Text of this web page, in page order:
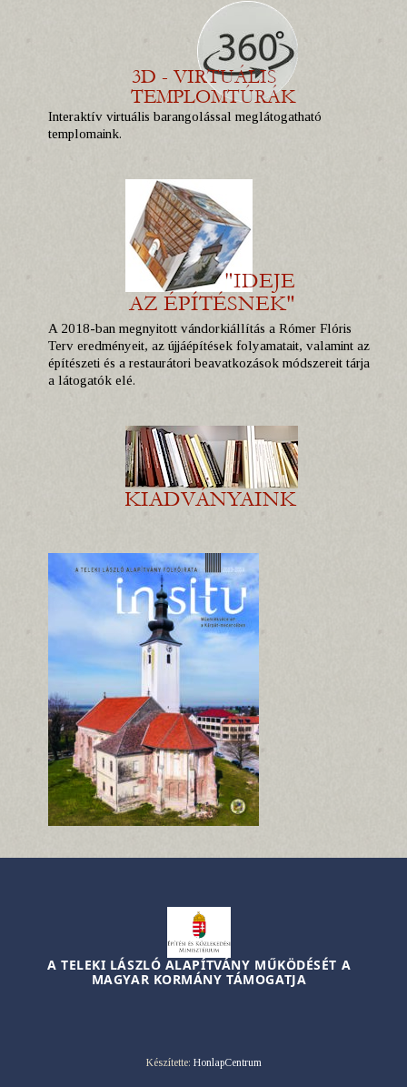
Interaktív virtuális barangolással meglátogatható
templomaink.
A 2018-ban megnyitott vándorkiállítás a Rómer Flóris
Terv eredményeit, az újjáépítések folyamatait, valamint az
építészeti és a restaurátori beavatkozások módszereit tárja
a látogatók elé.
A TELEKI LÁSZLÓ ALAPÍTVÁNY MŰKÖDÉSÉT A
MAGYAR KORMÁNY TÁMOGATJA
Készítette: HonlapCentrum